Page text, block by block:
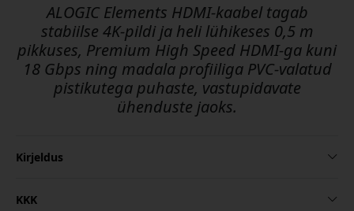
ALOGIC Elements HDMI-kaabel tagab
stabiilse 4K-pildi ja heli lühikeses 0,5 m
pikkuses, Premium High Speed HDMI-ga kuni
18 Gbps ning madala profiiliga PVC-valatud
pistikutega puhaste, vastupidavate
ühenduste jaoks.
Kirjeldus
KKK